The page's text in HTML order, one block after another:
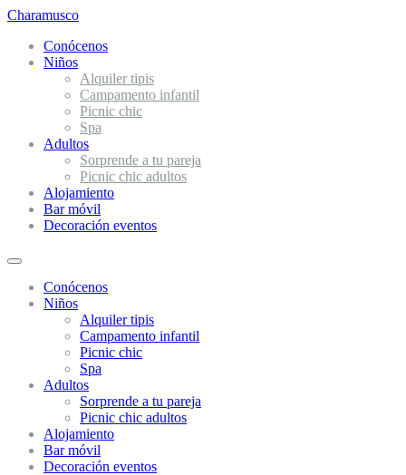
Charamusco
Conócenos
Niños
Alquiler tipis
Campamento infantil
Picnic chic
Spa
Adultos
Sorprende a tu pareja
Picnic chic adultos
Alojamiento
Bar móvil
Decoración eventos
Conócenos
Niños
Alquiler tipis
Campamento infantil
Picnic chic
Spa
Adultos
Sorprende a tu pareja
Picnic chic adultos
Alojamiento
Bar móvil
Decoración eventos